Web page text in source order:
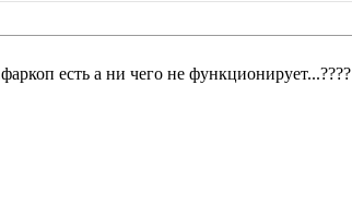
есть а ни чего не функционирует...????